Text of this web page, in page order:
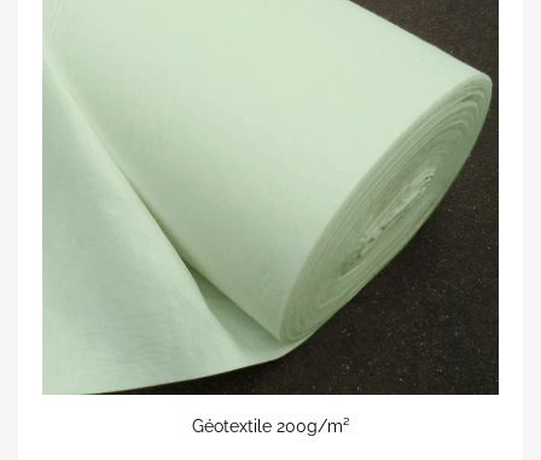
Géotextile 200g/m²